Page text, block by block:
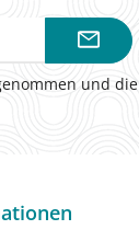
und die